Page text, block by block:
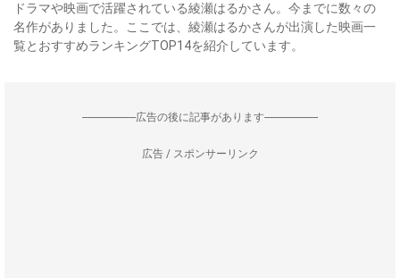
ドラマや映画で活躍されている綾瀬はるかさん。今までに数々の
名作がありました。ここでは、綾瀬はるかさんが出演した映画一
覧とおすすめランキングTOP14を紹介しています。
--------------------広告の後に記事があります--------------------
広告 / スポンサーリンク